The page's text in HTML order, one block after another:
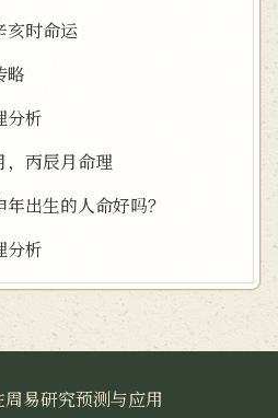
亥时命运
略
分析
，丙辰月命理
出生的人命好吗？
分析
易研究预测与应用